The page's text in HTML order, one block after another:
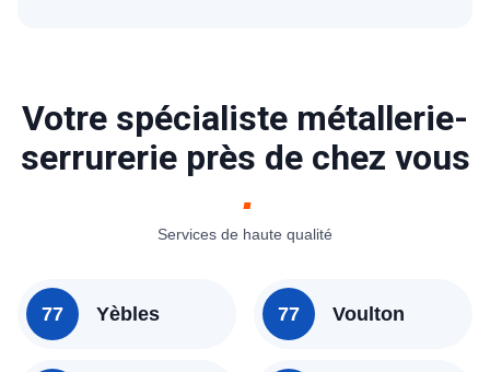
Votre spécialiste métallerie-
serrurerie près de chez vous
Services de haute qualité
77 Yèbles 77 Voulton